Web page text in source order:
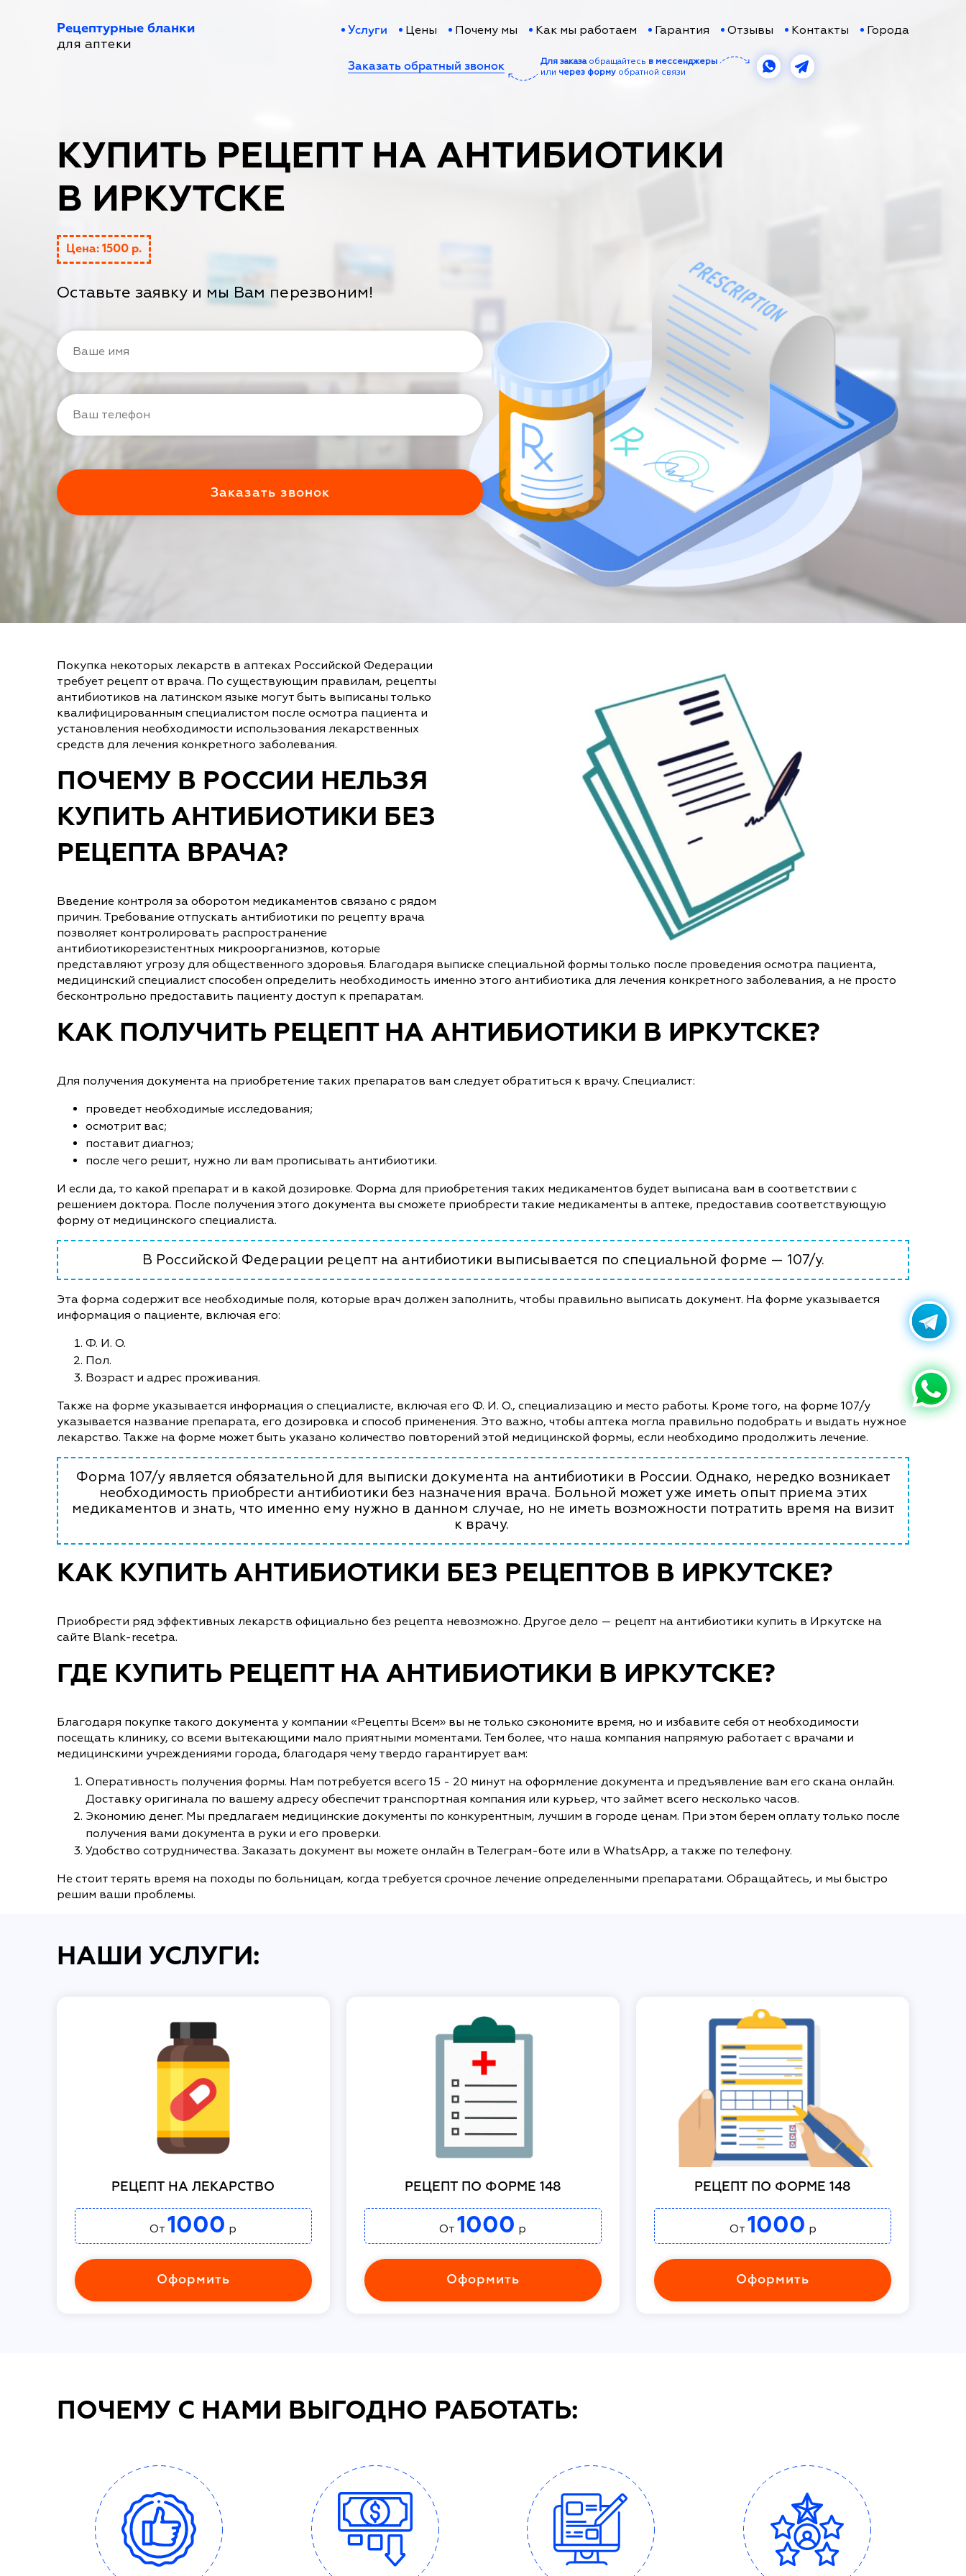
Рецептурные бланки
для аптеки
Услуги Цены Почему мы Как мы работаем Гарантия Отзывы Контакты Города
Заказать обратный звонок Для заказаобращайтесь в мессенджеры
или через форму обратной связи
КУПИТЬ РЕЦЕПТ НА АНТИБИОТИКИ
В ИРКУТСКЕ
Цена: 1500 р.
Оставьте заявку и мы Вам перезвоним!
Покупка некоторых лекарств в аптеках Российской Федерации
требует рецепт от врача. По существующим правилам, рецепты
антибиотиков на латинском языке могут быть выписаны только
квалифицированным специалистом после осмотра пациента и
установления необходимости использования лекарственных
средств для лечения конкретного заболевания.
ПОЧЕМУ В РОССИИ НЕЛЬЗЯ
КУПИТЬ АНТИБИОТИКИ БЕЗ
РЕЦЕПТА ВРАЧА?
Введение контроля за оборотом медикаментов связано с рядом
причин. Требование отпускать антибиотики по рецепту врача
позволяет контролировать распространение
антибиотикорезистентных микроорганизмов, которые
представляют угрозу для общественного здоровья. Благодаря выписке специальной формы только после проведения осмотра пациента,
медицинский специалист способен определить необходимость именно этого антибиотика для лечения конкретного заболевания, а не просто
бесконтрольно предоставить пациенту доступ к препаратам.
КАК ПОЛУЧИТЬ РЕЦЕПТ НА АНТИБИОТИКИ В ИРКУТСКЕ?
Для получения документа на приобретение таких препаратов вам следует обратиться к врачу. Специалист:
проведет необходимые исследования;
осмотрит вас;
поставит диагноз;
после чего решит, нужно ли вам прописывать антибиотики.
И если да, то какой препарат и в какой дозировке. Форма для приобретения таких медикаментов будет выписана вам в соответствии с
решением доктора. После получения этого документа вы сможете приобрести такие медикаменты в аптеке, предоставив соответствующую
форму от медицинского специалиста.
В Российской Федерации рецепт на антибиотики выписывается по специальной форме — 107/у.
Эта форма содержит все необходимые поля, которые врач должен заполнить, чтобы правильно выписать документ. На форме указывается
информация о пациенте, включая его:
Ф. И. О.
Пол.
Возраст и адрес проживания.
Также на форме указывается информация о специалисте, включая его Ф. И. О., специализацию и место работы. Кроме того, на форме 107/у
указывается название препарата, его дозировка и способ применения. Это важно, чтобы аптека могла правильно подобрать и выдать нужное
лекарство. Также на форме может быть указано количество повторений этой медицинской формы, если необходимо продолжить лечение.
Форма 107/у является обязательной для выписки документа на антибиотики в России. Однако, нередко возникает
необходимость приобрести антибиотики без назначения врача. Больной может уже иметь опыт приема этих
медикаментов и знать, что именно ему нужно в данном случае, но не иметь возможности потратить время на визит
к врачу.
КАК КУПИТЬ АНТИБИОТИКИ БЕЗ РЕЦЕПТОВ В ИРКУТСКЕ?
Приобрести ряд эффективных лекарств официально без рецепта невозможно. Другое дело — рецепт на антибиотики купить в Иркутске на
сайте Blank-recetpa.
ГДЕ КУПИТЬ РЕЦЕПТ НА АНТИБИОТИКИ В ИРКУТСКЕ?
Благодаря покупке такого документа у компании «Рецепты Всем» вы не только сэкономите время, но и избавите себя от необходимости
посещать клинику, со всеми вытекающими мало приятными моментами. Тем более, что наша компания напрямую работает с врачами и
медицинскими учреждениями города, благодаря чему твердо гарантирует вам:
Оперативность получения формы. Нам потребуется всего 15 - 20 минут на оформление документа и предъявление вам его скана онлайн.
Доставку оригинала по вашему адресу обеспечит транспортная компания или курьер, что займет всего несколько часов.
Экономию денег. Мы предлагаем медицинские документы по конкурентным, лучшим в городе ценам. При этом берем оплату только после
получения вами документа в руки и его проверки.
Удобство сотрудничества. Заказать документ вы можете онлайн в Телеграм-боте или в WhatsApp, а также по телефону.
Не стоит терять время на походы по больницам, когда требуется срочное лечение определенными препаратами. Обращайтесь, и мы быстро
решим ваши проблемы.
НАШИ УСЛУГИ:
РЕЦЕПТ НА ЛЕКАРСТВО
От 1000 р
Оформить
РЕЦЕПТ ПО ФОРМЕ 148
От 1000 р
Оформить
РЕЦЕПТ ПО ФОРМЕ 148
От 1000 р
Оформить
ПОЧЕМУ С НАМИ ВЫГОДНО РАБОТАТЬ: